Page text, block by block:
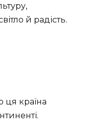
й радість.
ця країна